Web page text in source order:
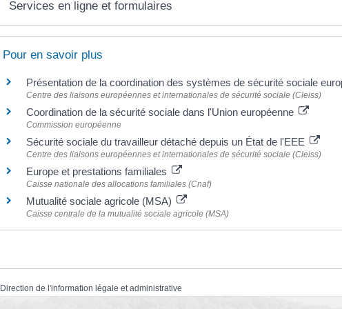
Services en ligne et formulaires
Pour en savoir plus
Présentation de la coordination des systèmes de sécurité sociale
Centre des liaisons européennes et internationales de sécurité sociale (Cleiss)
Coordination de la sécurité sociale dans l'Union européenne
Commission européenne
Sécurité sociale du travailleur détaché depuis un État de l'EEE
Centre des liaisons européennes et internationales de sécurité sociale (Cleiss)
Europe et prestations familiales
Caisse nationale des allocations familiales (Cnaf)
Mutualité sociale agricole (MSA)
Caisse centrale de la mutualité sociale agricole (MSA)
Direction de l'information légale et administrative